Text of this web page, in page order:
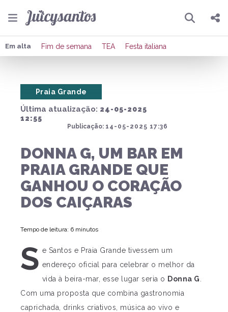
Pesquisar
Compartilhar
Em alta Fim de semana TEA Festa italiana
Última atualização: 24-05-2025
12:55
Publicação: 14-05-2025 17:36
Praia Grande
DONNA G, UM BAR EM
PRAIA GRANDE QUE
GANHOU O CORAÇÃO
DOS CAIÇARAS
Tempo de leitura: 6 minutos
S e Santos e Praia Grande tivessem um
endereço oficial para celebrar o melhor da
vida à beira-mar, esse lugar seria o Donna G
Com uma proposta que combina gastronomia
caprichada, drinks criativos, música ao vivo e